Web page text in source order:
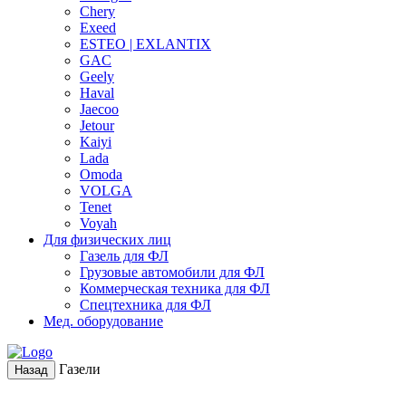
Chery
Exeed
ESTEO | EXLANTIX
GAC
Geely
Haval
Jaecoo
Jetour
Kaiyi
Lada
Omoda
VOLGA
Tenet
Voyah
Для физических лиц
Газель для ФЛ
Грузовые автомобили для ФЛ
Коммерческая техника для ФЛ
Спецтехника для ФЛ
Мед. оборудование
Назад Газели